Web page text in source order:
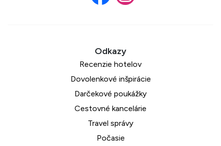
Recenzie hotelov
Dovolenkové inšpirácie
Darčekové poukážky
Cestovné kancelárie
Travel správy
Počasie